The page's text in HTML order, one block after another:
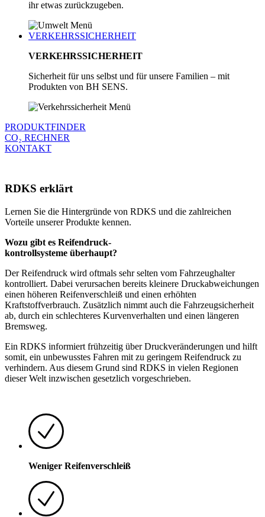
ihr etwas zurückzugeben.
VERKEHRSSICHERHEIT
VERKEHRSSICHERHEIT
Sicherheit für uns selbst und für unsere Familien – mit
Produkten von BH SENS.
PRODUKTFINDER
CO₂ RECHNER
KONTAKT
RDKS erklärt
Lernen Sie die Hintergründe von RDKS und die zahlreichen
Vorteile unserer Produkte kennen.
Wozu gibt es Reifendruck-
kontrollsysteme überhaupt?
Der Reifendruck wird oftmals sehr selten vom Fahrzeughalter
kontrolliert. Dabei verursachen bereits kleinere Druckabweichungen
einen höheren Reifenverschleiß und einen erhöhten
Kraftstoffverbrauch. Zusätzlich nimmt auch die Fahrzeugsicherheit
ab, durch ein schlechteres Kurvenverhalten und einen längeren
Bremsweg.
Ein RDKS informiert frühzeitig über Druckveränderungen und hilft
somit, ein unbewusstes Fahren mit zu geringem Reifendruck zu
verhindern. Aus diesem Grund sind RDKS in vielen Regionen
dieser Welt inzwischen gesetzlich vorgeschrieben.
Weniger Reifenverschleiß